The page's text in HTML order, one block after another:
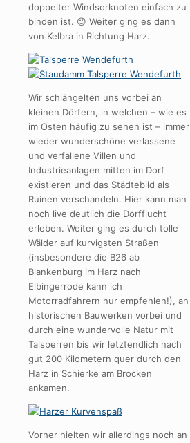
doppelter Windsorknoten einfach zu
binden ist. 😉 Weiter ging es dann
von Kelbra in Richtung Harz.
Wir schlängelten uns vorbei an
kleinen Dörfern, in welchen – wie es
im Osten häufig zu sehen ist – immer
wieder wunderschöne verlassene
und verfallene Villen und
Industrieanlagen mitten im Dorf
existieren und das Städtebild als
Ruinen verschandeln. Hier kann man
noch live deutlich die Dorfflucht
erleben. Weiter ging es durch tolle
Wälder auf kurvigsten Straßen
(insbesondere die B26 ab
Blankenburg im Harz nach
Elbingerrode kann ich
Motorradfahrern nur empfehlen!), an
historischen Bauwerken vorbei und
durch eine wundervolle Natur mit
Talsperren bis wir letztendlich nach
gut 200 Kilometern quer durch den
Harz in Schierke am Brocken
ankamen.
Vorher hielten wir allerdings noch an